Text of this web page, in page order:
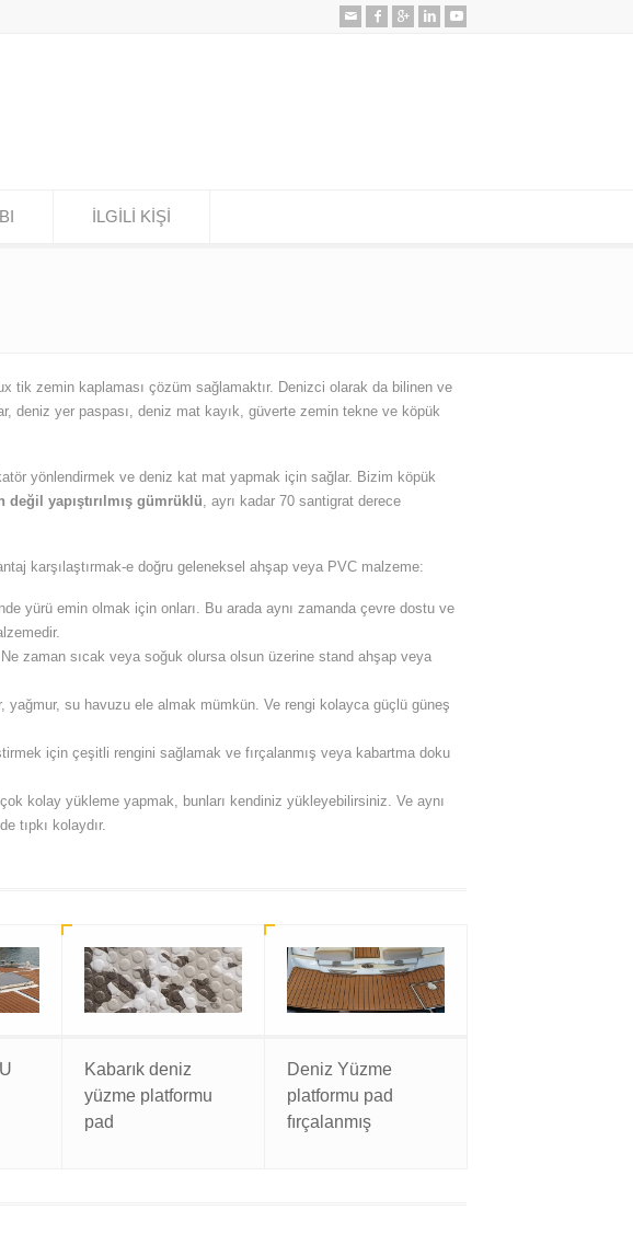
İLGİLİ KİŞİ
tik zemin kaplaması çözüm sağlamaktır. Denizci olarak da bilinen ve
deniz yer paspası, deniz mat kayık, güverte zemin tekne ve köpük
yönlendirmek ve deniz kat mat yapmak için sağlar. Bizim köpük
değil yapıştırılmış gümrüklü, ayrı kadar 70 santigrat derece
karşılaştırmak-e doğru geleneksel ahşap veya PVC malzeme:
yürü emin olmak için onları. Bu arada aynı zamanda çevre dostu ve
zaman sıcak veya soğuk olursa olsun üzerine stand ahşap veya
yağmur, su havuzu ele almak mümkün. Ve rengi kolayca güçlü güneş
için çeşitli rengini sağlamak ve fırçalanmış veya kabartma doku
kolay yükleme yapmak, bunları kendiniz yükleyebilirsiniz. Ve aynı
tıpkı kolaydır.
Kabarık deniz
yüzme platformu
pad
Deniz Yüzme
platformu pad
fırçalanmış